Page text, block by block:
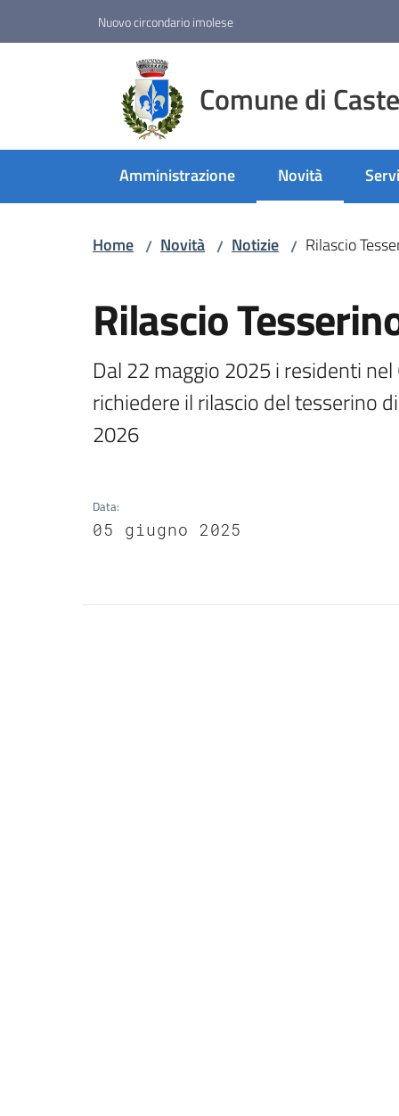
Nuovo circondario imolese
Comune di
Amministrazione Novità
Menu selezionato
Home / Novità / Notizie / Rilascio
Rilascio
Dal 22 maggio 2025 i residenti
richiedere il rilascio del tesserino
2026
Data:
05 giugno 2025